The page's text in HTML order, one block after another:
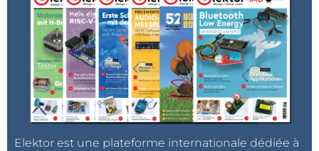
Elektor est une plateforme internationale dédiée à